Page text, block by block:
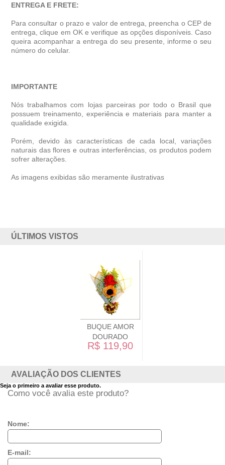
ENTREGA E FRETE:
Para consultar o prazo e valor de entrega, preencha o CEP de
entrega, clique em OK e verifique as opções disponíveis. Caso
queira acompanhar a entrega do seu presente, informe o seu
número do celular.
IMPORTANTE
Nós trabalhamos com lojas parceiras por todo o Brasil que
possuem treinamento, experiência e materiais para manter a
qualidade exigida.
Porém, devido às características de cada local, variações
naturais das flores e outras interferências, os produtos podem
sofrer alterações.
As imagens exibidas são meramente ilustrativas
ÚLTIMOS VISTOS
BUQUE AMOR
DOURADO
R$ 119,90
AVALIAÇÃO DOS CLIENTES
Seja o primeiro a avaliar esse produto.
Como você avalia este produto?
Nome:
E-mail: